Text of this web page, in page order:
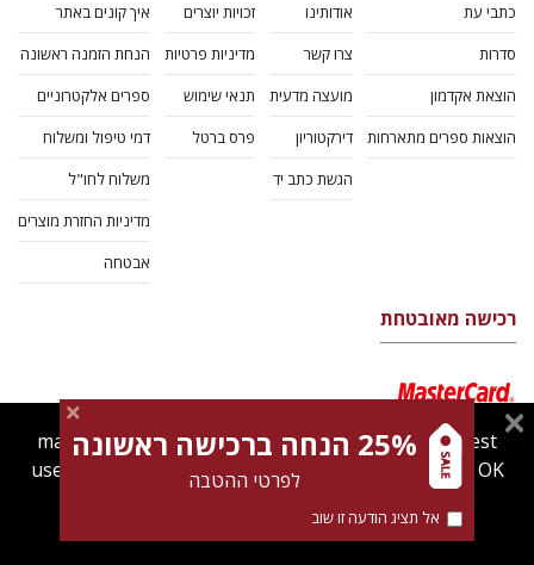
כתבי עת
סדרות
הוצאת אקדמון
הוצאות ספרים מתארחות
אודותינו
צרו קשר
מועצה מדעית
דירקטוריון
הגשת כתב יד
זכויות יוצרים
מדיניות פרטיות
תנאי שימוש
פרס ברטל
איך קונים באתר
הנחת הזמנה ראשונה
ספרים אלקטרוניים
דמי טיפול ומשלוח
משלוח לחו"ל
מדיניות החזרת מוצרים
אבטחה
רכישה מאובטחת
magnespress.co.il uses cookies to give you the best
user experience. Using this website means you're OK
Find out more about ourcookies policy
25% הנחה ברכישה ראשונה
לפרטי ההטבה
אל תציג הודעה זו שוב